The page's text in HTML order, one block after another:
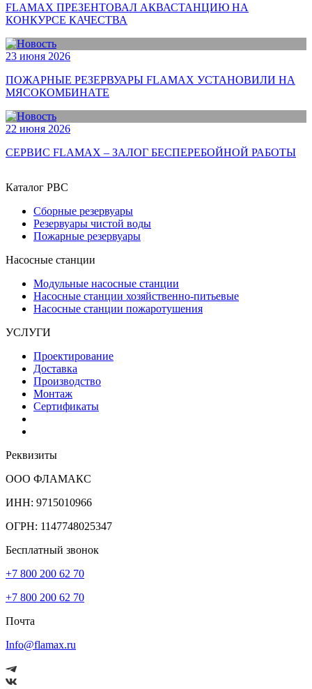
FLAMAX ПРЕЗЕНТОВАЛ АКВАСТАНЦИЮ НА
КОНКУРСЕ КАЧЕСТВА
23 июня 2026
ПОЖАРНЫЕ РЕЗЕРВУАРЫ FLAMAX УСТАНОВИЛИ НА
МЯСОКОМБИНАТЕ
22 июня 2026
СЕРВИС FLAMAX – ЗАЛОГ БЕСПЕРЕБОЙНОЙ РАБОТЫ
Каталог РВС
Сборные резервуары
Резервуары чистой воды
Пожарные резервуары
Насосные станции
Модульные насосные станции
Насосные станции хозяйственно-питьевые
Насосные станции пожаротушения
УСЛУГИ
Проектирование
Доставка
Производство
Монтаж
Сертификаты
Реквизиты
ООО ФЛАМАКС
ИНН: 9715010966
ОГРН: 1147748025347
Бесплатный звонок
+7 800 200 62 70
+7 800 200 62 70
Почта
Info@flamax.ru